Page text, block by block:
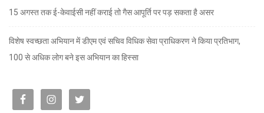
15 अगस्त तक ई-केवाईसी नहीं कराई तो गैस आपूर्ति पर पड़ सकता है असर
विशेष स्वच्छता अभियान में डीएम एवं सचिव विधिक सेवा प्राधिकरण ने किया प्रतिभाग,
100 से अधिक लोग बने इस अभियान का हिस्सा